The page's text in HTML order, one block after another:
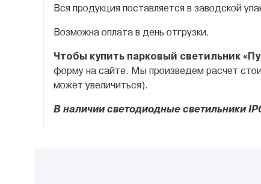
Вся продукция поставляется в заводской
Возможна оплата в день отгрузки.
Чтобы купить парковый светильник
форму на сайте. Мы произведем расчет
может увеличиться).
В наличии светодиодные светильники IP